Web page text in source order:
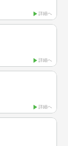
詳細へ
詳細へ
詳細へ